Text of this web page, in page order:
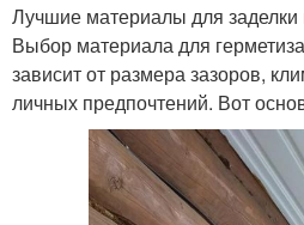
Лучшие материалы для
Выбор материала для
зависит от размера зазоров,
личных предпочтений. Вот